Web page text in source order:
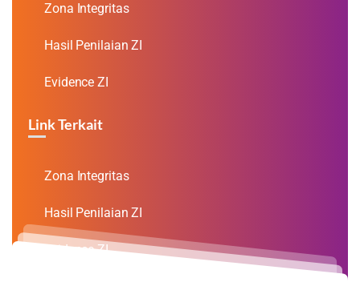
Zona Integritas
Hasil Penilaian ZI
Evidence ZI
Link Terkait
Zona Integritas
Hasil Penilaian ZI
Evidence ZI